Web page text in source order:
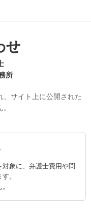
せ
所
、サイト上に公開された
象に、弁護士費用や問
。